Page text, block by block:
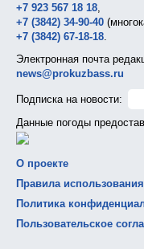
+7 923 567 18 18,
+7 (3842) 34-90-40
+7 (3842) 67-18-18.
Электронная почта
news@prokuzbass.ru
Подписка на новости:
Данные погоды
О проекте
Правила
Политика
Пользовательское